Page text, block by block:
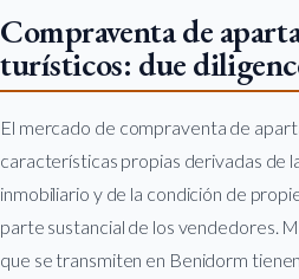
Compraventa de
turísticos: due
El mercado de compraventa de
características propias derivadas de
inmobiliario y de la condición de
parte sustancial de los vendedores.
que se transmiten en Benidorm